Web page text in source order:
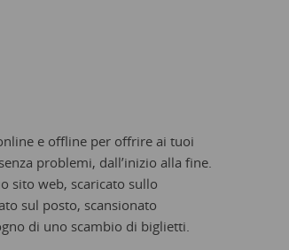
e offline per offrire ai tuoi
problemi, dall’inizio alla fine.
sito web, scaricato sullo
sul posto, scansionato
di uno scambio di biglietti.